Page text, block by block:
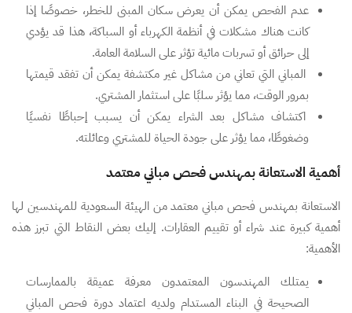
عدم الفحص يمكن أن يعرض سكان المبنى للخطر، خصوصًا إذا
كانت هناك مشكلات في أنظمة الكهرباء أو السباكة، هذا قد يؤدي
إلى حرائق أو تسربات مائية تؤثر على السلامة العامة.
المباني التي تعاني من مشاكل غير مكتشفة يمكن أن تفقد قيمتها
بمرور الوقت، مما يؤثر سلبًا على استثمار المشتري.
اكتشاف مشاكل بعد الشراء يمكن أن يسبب إحباطًا نفسيًا
وضغوطًا، مما يؤثر على جودة الحياة للمشتري وعائلته.
أهمية الاستعانة بمهندس فحص مباني معتمد
الاستعانة بمهندس فحص مباني معتمد من الهيئة السعودية للمهندسين لها
أهمية كبيرة عند شراء أو تقييم العقارات. إليك بعض النقاط التي تبرز هذه
الأهمية:
يمتلك المهندسون المعتمدون معرفة عميقة بالممارسات
الصحيحة في البناء المستدام ولديه اعتماد دورة فحص المباني